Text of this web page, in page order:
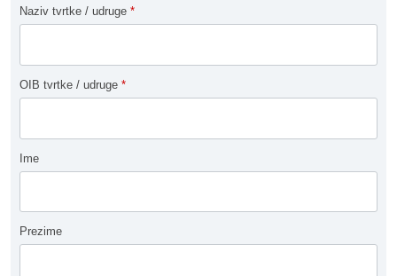
Naziv tvrtke / udruge *
OIB tvrtke / udruge *
Ime
Prezime